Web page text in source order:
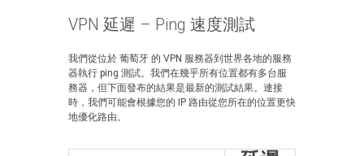
VPN 延遲 – Ping 速度測試
我們從位於 葡萄牙 的 VPN 服務器到世界各地的服務
器執行 ping 測試。我們在幾乎所有位置都有多台服
務器，但下面發布的結果是最新的測試結果。連接
時，我們可能會根據您的 IP 路由從您所在的位置更快
地優化路由。